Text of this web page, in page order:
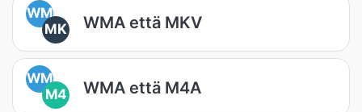
WM
MK
WMA että MKV
WM
M4
WMA että M4A